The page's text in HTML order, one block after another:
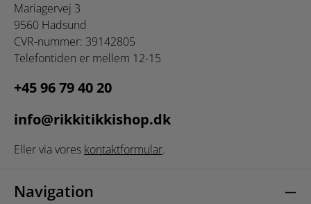
Mariagervej 3
9560 Hadsund
CVR-nummer: 39142805
Telefontiden er mellem 12-15
+45 96 79 40 20
info@rikkitikkishop.dk
Eller via vores kontaktformular.
Navigation